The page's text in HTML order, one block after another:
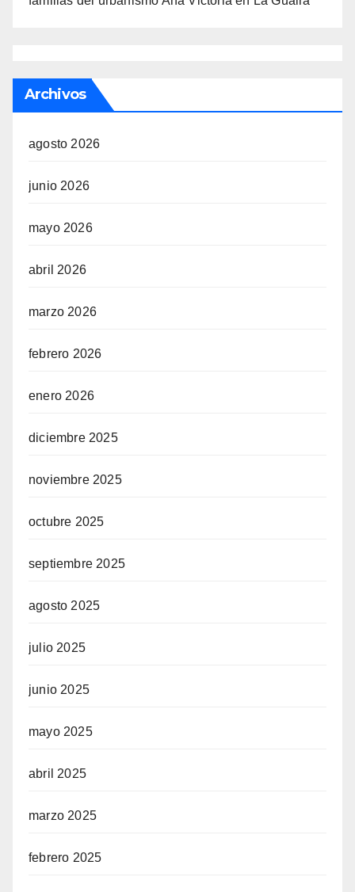
Archivos
agosto 2026
junio 2026
mayo 2026
abril 2026
marzo 2026
febrero 2026
enero 2026
diciembre 2025
noviembre 2025
octubre 2025
septiembre 2025
agosto 2025
julio 2025
junio 2025
mayo 2025
abril 2025
marzo 2025
febrero 2025